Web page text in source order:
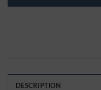
DESCRIPTION